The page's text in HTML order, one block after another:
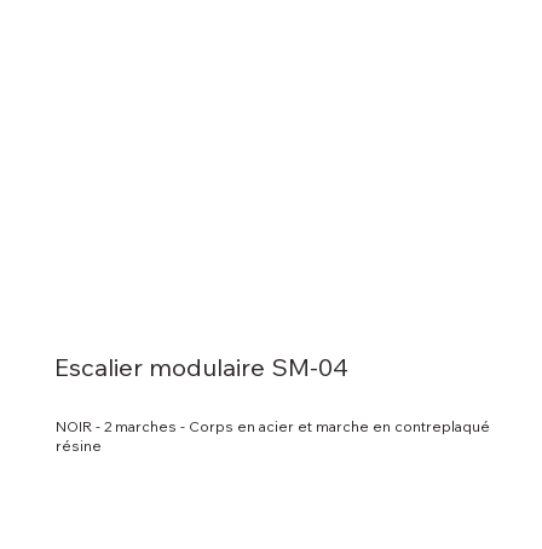
Escalier modulaire SM-04
NOIR - 2 marches - Corps en acier et marche en contreplaqué
résine